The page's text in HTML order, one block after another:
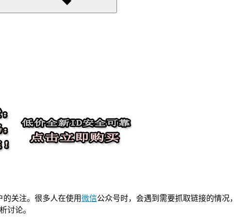
关注。很多人在使用微信公众号时，会遇到需要抓取链接的情况
讨论。